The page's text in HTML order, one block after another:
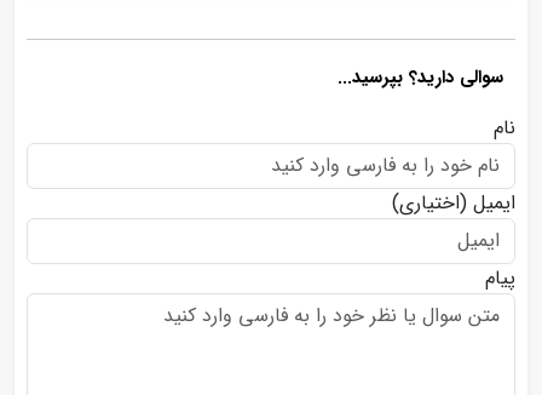
سوالی دارید؟ بپرسید...
نام
ایمیل (اختیاری)
پیام